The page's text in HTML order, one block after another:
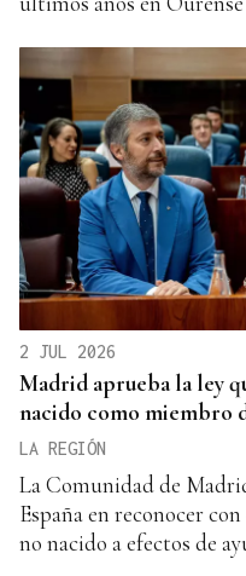
2 JUL 2026
Madrid aprueba la ley
nacido como miembro
LA REGIÓN
La Comunidad de
España en reconocer
no nacido a efectos de